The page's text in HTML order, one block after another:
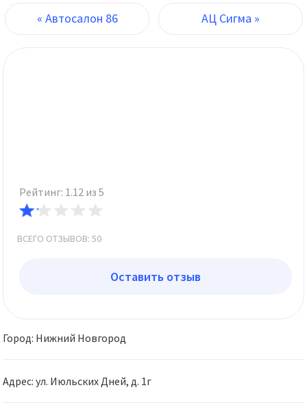
« Автосалон 86 АЦ Сигма »
Город: Нижний Новгород
Адрес: ул. Июльских Дней, д. 1г
Рейтинг: 1.12 из 5
ВСЕГО ОТЗЫВОВ: 50
Оставить отзыв